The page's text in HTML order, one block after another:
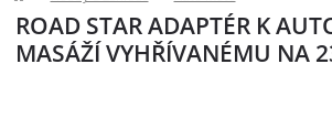
ROAD STAR ADAPTÉR K
MASÁŽÍ VYHŘÍVANÉMU NA